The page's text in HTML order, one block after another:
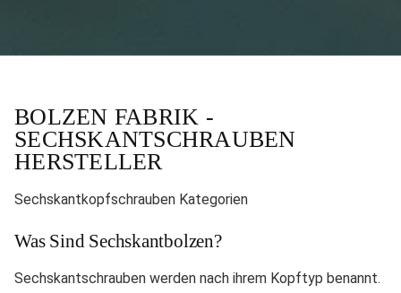
BOLZEN FABRIK -
SECHSKANTSCHRAUBEN
HERSTELLER
Sechskantkopfschrauben Kategorien
Was Sind Sechskantbolzen?
Sechskantschrauben werden nach ihrem Kopftyp benannt.